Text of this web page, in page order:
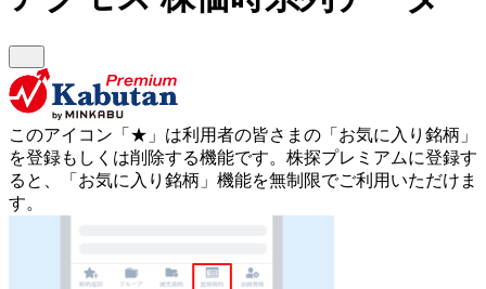
このアイコン 「★」 は利用者の皆さまの 「お気に入り銘柄」
を登録もしくは削除する機能です。 株探プレミアムに登録す
ると、「お気に入り銘柄」機能を無制限でご利用いただけま
す。